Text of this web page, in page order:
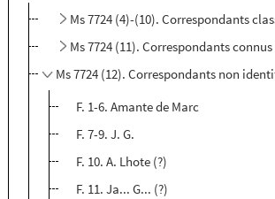
Ms 7724 (4)-(10). Correspondants
Ms 7724 (11). Correspondants
Ms 7724 (12). Correspondants non
F. 1-6. Amante de Marc
F. 7-9. J. G.
F. 10. A. Lhote (?)
F. 11. Ja... G... (?)